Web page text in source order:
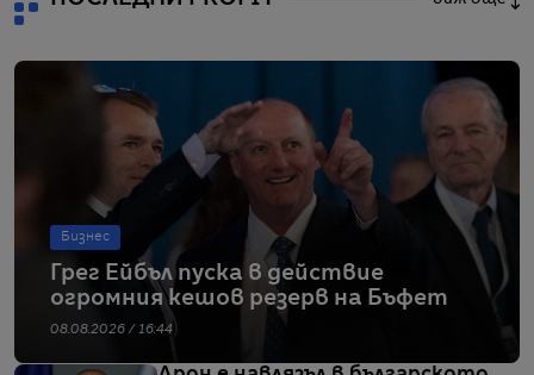
Бизнес
Грег Ейбъл пуска в действие
огромния кешов резерв на Бъфет
08.08.2026 / 16:44